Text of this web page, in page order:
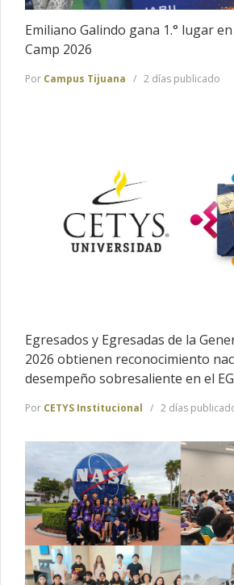
Emiliano Galindo gana 1.° lugar
Camp 2026
Por Campus Tijuana 2 días publicado
Egresados y Egresadas de la
2026 obtienen reconocimiento
desempeño sobresaliente en el
Por CETYS Institucional 2 días